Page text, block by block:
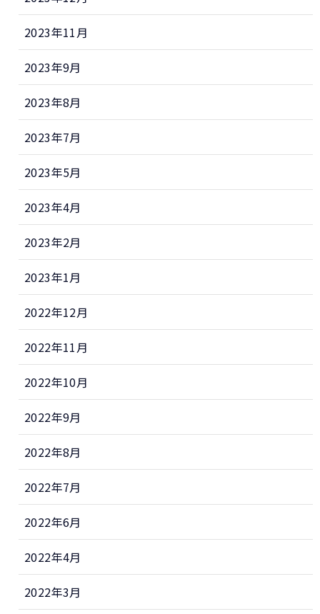
2023年11月
2023年9月
2023年8月
2023年7月
2023年5月
2023年4月
2023年2月
2023年1月
2022年12月
2022年11月
2022年10月
2022年9月
2022年8月
2022年7月
2022年6月
2022年4月
2022年3月